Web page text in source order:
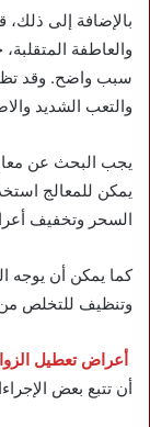
بالإضافة إلى ذلك،
والعاطفة
سبب واضح. وقد
والتعب الشديد
يجب البحث عن
يمكن للمعالج
السحر وتخفيف
كما يمكن أن يوجه
وتنظيف للتخلص من
أعراض تعطيل
أن تتبع بعض